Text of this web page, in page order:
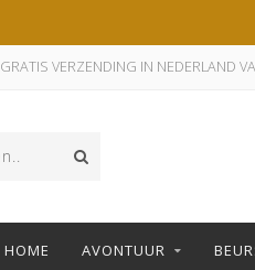
GRATIS VERZENDING IN NEDERLAND
HOME AVONTUUR